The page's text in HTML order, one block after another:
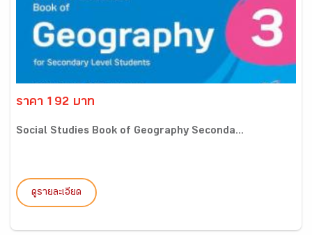
ราคา 192 บาท
Social Studies Book of Geography Seconda...
ดูรายละเอียด